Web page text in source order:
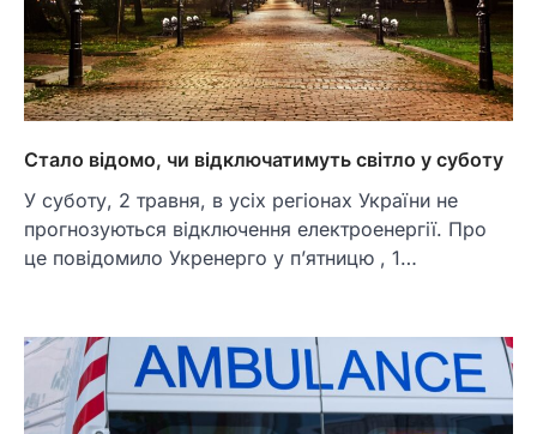
Стало відомо, чи відключатимуть світло у суботу
У суботу, 2 травня, в усіх регіонах України не
прогнозуються відключення електроенергії. Про
це повідомило Укренерго у п’ятницю , 1…